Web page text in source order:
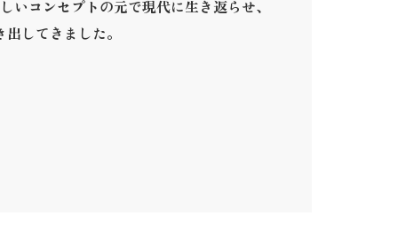
コンセプトの元で現代に生き返らせ、
してきました。